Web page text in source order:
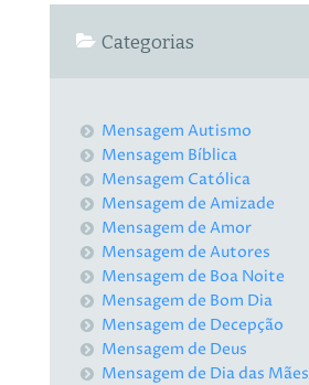
Categorias
Mensagem Autismo
Mensagem Bíblica
Mensagem Católica
Mensagem de Amizade
Mensagem de Amor
Mensagem de Autores
Mensagem de Boa Noite
Mensagem de Bom Dia
Mensagem de Decepção
Mensagem de Deus
Mensagem de Dia das Mães